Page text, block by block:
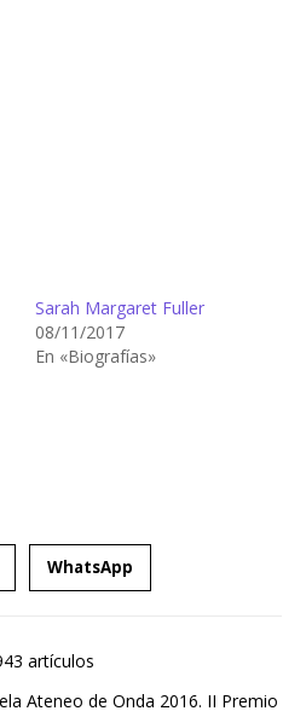
Sarah Margaret Fuller
08/11/2017
En «Biografías»
WhatsApp
artículos
Ateneo de Onda 2016. II Premio